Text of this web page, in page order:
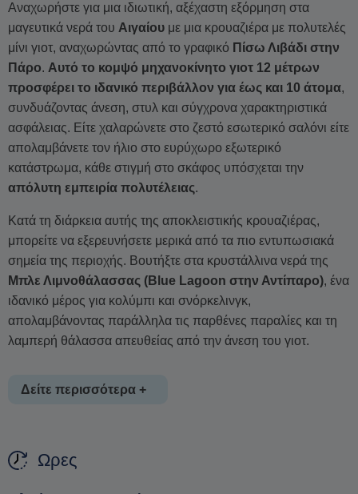
Αναχωρήστε για μια ιδιωτική, αξέχαστη εξόρμηση στα
μαγευτικά νερά του Αιγαίου με μια κρουαζιέρα με πολυτελές
μίνι γιοτ, αναχωρώντας από το γραφικό Πίσω Λιβάδι στην
Πάρο. Αυτό το κομψό μηχανοκίνητο γιοτ 12 μέτρων
προσφέρει το ιδανικό περιβάλλον για έως και 10 άτομα,
συνδυάζοντας άνεση, στυλ και σύγχρονα χαρακτηριστικά
ασφάλειας. Είτε χαλαρώνετε στο ζεστό εσωτερικό σαλόνι είτε
απολαμβάνετε τον ήλιο στο ευρύχωρο εξωτερικό
κατάστρωμα, κάθε στιγμή στο σκάφος υπόσχεται την
απόλυτη εμπειρία πολυτέλειας.
Κατά τη διάρκεια αυτής της αποκλειστικής κρουαζιέρας,
μπορείτε να εξερευνήσετε μερικά από τα πιο εντυπωσιακά
σημεία της περιοχής. Βουτήξτε στα κρυστάλλινα νερά της
Μπλε Λιμνοθάλασσας (Blue Lagoon στην Αντίπαρο), ένα
ιδανικό μέρος για κολύμπι και σνόρκελινγκ,
απολαμβάνοντας παράλληλα τις παρθένες παραλίες και τη
λαμπερή θάλασσα απευθείας από την άνεση του γιοτ.
Δείτε περισσότερα +
Νήσο Δεσποτικό (κοντά στην Αντίπαρο)
Ωρες